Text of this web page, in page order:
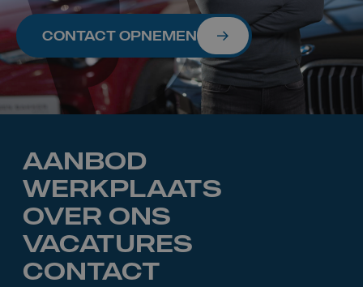
CONTACT OPNEMEN
AANBOD
WERKPLAATS
OVER ONS
VACATURES
CONTACT